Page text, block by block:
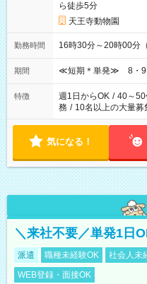
ら徒歩5分
天王寺動物園
勤務時間 16時30分～20時00分
期間 ≪短期＊単発≫ 8・9
特徴 週1日からOK / 40～50
務 / 10名以上の大量募
気になる！
＼来社不要／単発1日
派遣 職種未経験OK 社会人未
WEB登録・面接OK